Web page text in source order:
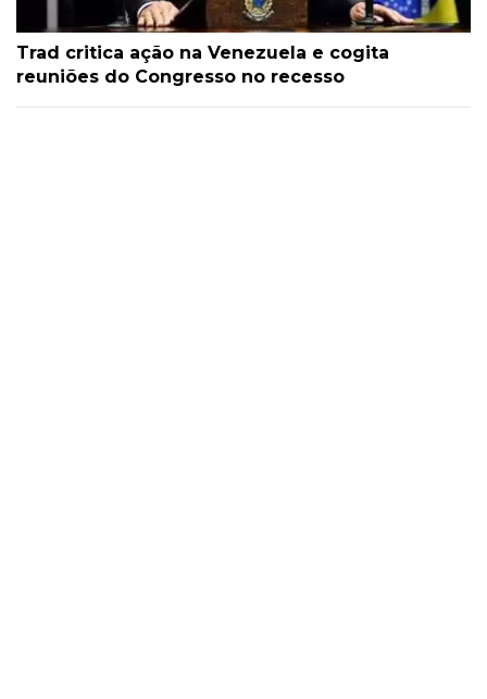
Trad critica ação na Venezuela e cogita
reuniões do Congresso no recesso